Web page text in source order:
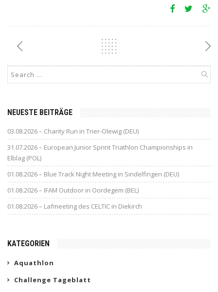
NEUESTE BEITRÄGE
03.08.2026 – Charity Run in Trier-Olewig (DEU)
31.07.2026 – European Junior Sprint Triathlon Championships in
Elblag (POL)
01.08.2026 – Blue Track Night Meeting in Sindelfingen (DEU)
01.08.2026 – IFAM Outdoor in Oordegem (BEL)
01.08.2026 – Lafmeeting des CELTIC in Diekirch
KATEGORIEN
Aquathlon
Challenge Tageblatt